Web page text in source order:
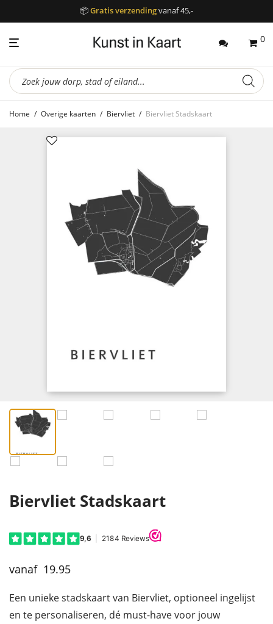
📦Gratis verzendingvanaf 45,-
0
Producten
zoeken
Home / Overige kaarten / Biervliet / Biervliet Stadskaart
Biervliet Stadskaart
19.95
Een unieke stadskaart van Biervliet, optioneel ingelijst
en te personaliseren, dé must-have voor jouw